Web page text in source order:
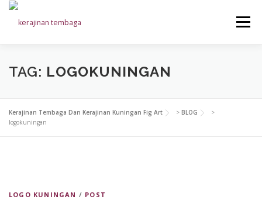
Skip
content
Menu
HOME GALLERY UPDATE PRODUK
TAG: LOGOKUNINGAN
Kerajinan Tembaga Dan Kerajinan Kuningan Fig Art > BLOG
>
logokuningan
LOGO KUNINGAN / POST